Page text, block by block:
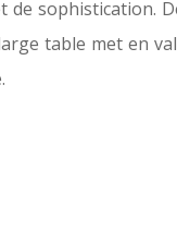
sophistication.
table met en